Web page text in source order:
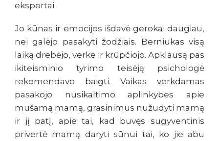
ekspertai.
Jo kūnas ir emocijos išdavė gerokai daugiau,
nei galėjo pasakyti žodžiais. Berniukas visą
laiką drebėjo, verkė ir krūpčiojo. Apklausą pas
ikiteisminio tyrimo teisėją psichologė
rekomendavo baigti. Vaikas verkdamas
pasakojo nusikaltimo aplinkybes apie
mušamą mamą, grasinimus nužudyti mamą
ir jį patį, apie tai, kad buvęs sugyventinis
privertė mamą daryti sūnui tai, ko jie abu